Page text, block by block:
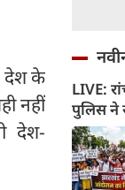
देश के
नहीं
देश-
LIVE:
पुलिस ने